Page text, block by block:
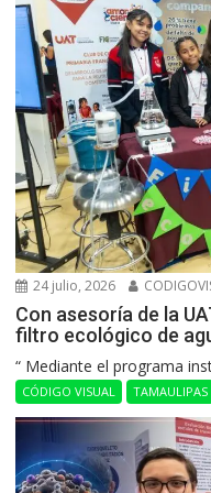
24 julio, 2026
Con asesoría de la
filtro ecológico de
“ Mediante el programa
CÓDIGO VISUAL TAMAULIPAS